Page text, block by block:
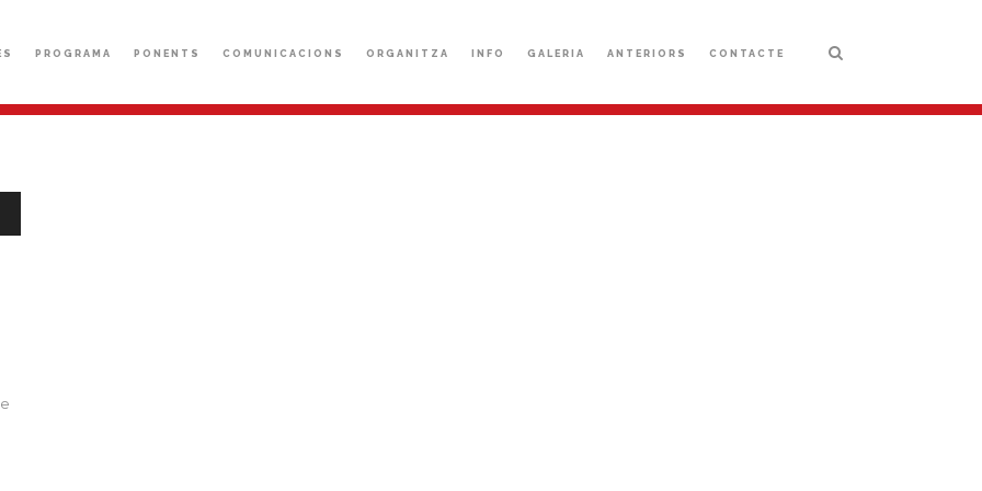
PROGRAMA PONENTS COMUNICACIONS ORGANITZA INFO GALERIA ANTERIORS CONTACTE